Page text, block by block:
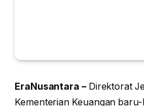
EraNusantara –Direktorat
Kementerian Keuangan